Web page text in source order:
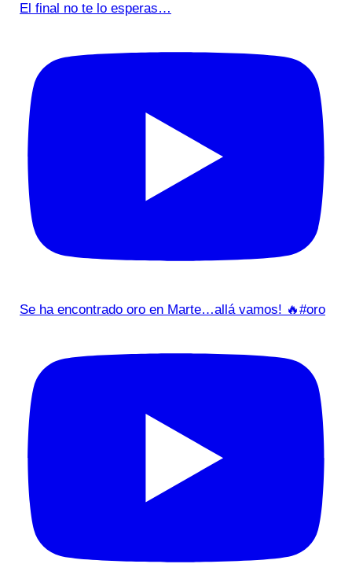
El final no te lo esperas…
Se ha encontrado oro en Marte…allá vamos! 🔥#oro